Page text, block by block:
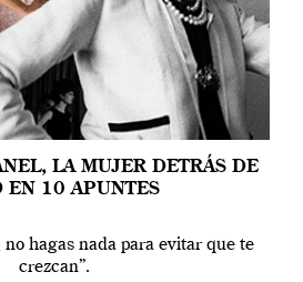
LA MUJER DETRÁS DE
EN 10 APUNTES
no hagas nada para evitar que te
crezcan”.